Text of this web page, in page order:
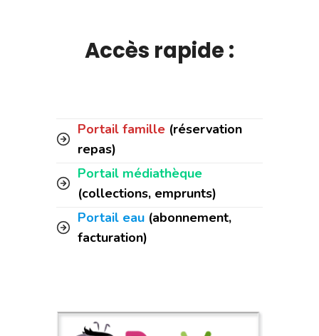
Accès rapide :
Portail famille (réservation
repas)
Portail médiathèque
(collections, emprunts)
Portail eau (abonnement,
facturation)